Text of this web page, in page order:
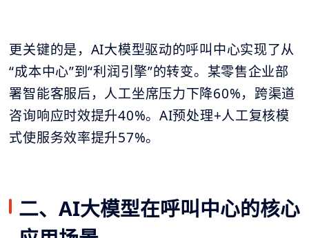
更关键的是，AI大模型驱动的呼叫中心实现了从
“成本中心”到“利润引擎”的转变。某零售企业部
署智能客服后，人工坐席压力下降60%，跨渠道
咨询响应时效提升40%。AI预处理+人工复核模
式使服务效率提升57%。
二、AI大模型在呼叫中心的核心